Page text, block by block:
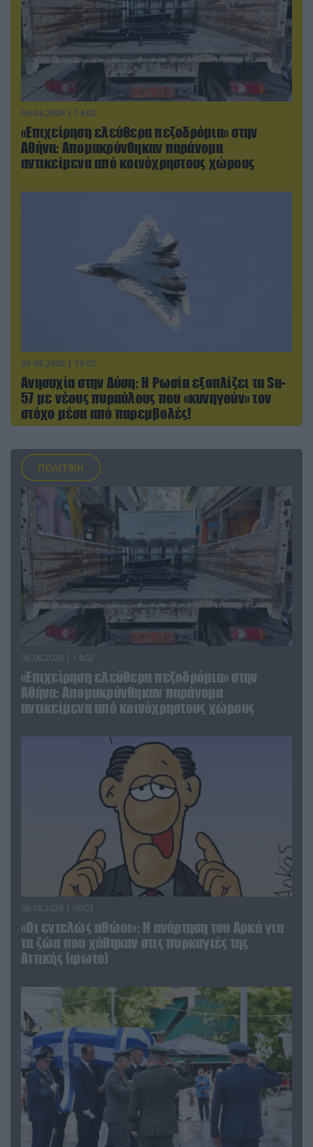
06.08.2026 | 14:02
«Επιχείρηση ελεύθερα πεζοδρόμια» στην
Αθήνα: Απομακρύνθηκαν παράνομα
αντικείμενα από κοινόχρηστους χώρους
06.08.2026 | 10:02
Ανησυχία στην Δύση: H Ρωσία εξοπλίζει τα Su-
57 με νέους πυραύλους που «κυνηγούν» τον
στόχο μέσα από παρεμβολές!
ΠΟΛΙΤΙΚΗ
06.08.2026 | 14:02
«Επιχείρηση ελεύθερα πεζοδρόμια» στην
Αθήνα: Απομακρύνθηκαν παράνομα
αντικείμενα από κοινόχρηστους χώρους
06.08.2026 | 09:03
«Οι εντελώς αθώοι»: Η ανάρτηση του Αρκά για
τα ζώα που χάθηκαν στις πυρκαγιές της
Αττικής (φωτο)